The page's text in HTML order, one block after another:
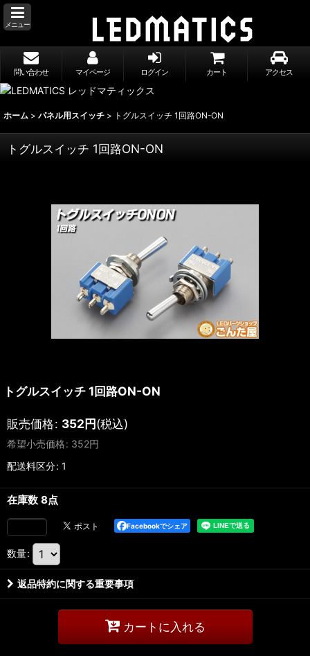
メニュー
問い合わせ マイページ ログイン カート アクセス
ホーム > パネル用スイッチ > トグルスイッチ 1回路ON-ON
トグルスイッチ 1回路ON-ON
トグルスイッチ 1回路ON-ON
販売価格: 352円(税込)
希望小売価格: 352円
配送料区分: 1
在庫数 8点
Facebookでシェア
数量:
返品特約に関する重要事項
カートに入れる